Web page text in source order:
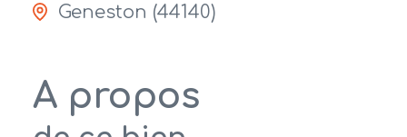
Geneston (44140)
A propos